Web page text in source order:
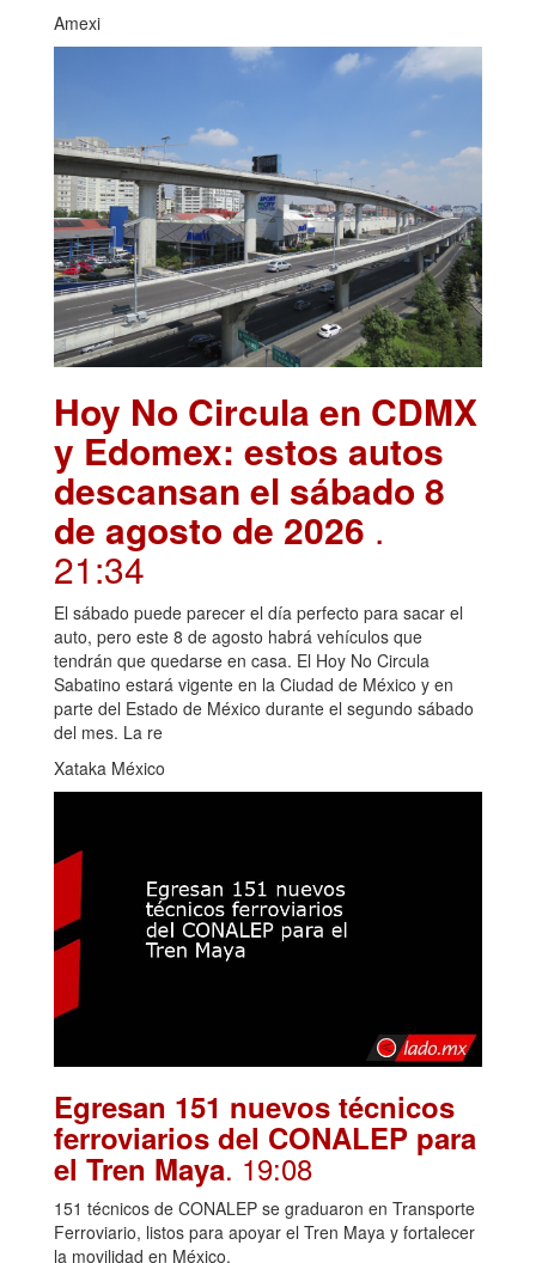
Amexi
Hoy No Circula en CDMX
y Edomex: estos autos
descansan el sábado 8
de agosto de 2026 .
21:34
El sábado puede parecer el día perfecto para sacar el
auto, pero este 8 de agosto habrá vehículos que
tendrán que quedarse en casa. El Hoy No Circula
Sabatino estará vigente en la Ciudad de México y en
parte del Estado de México durante el segundo sábado
del mes. La re
Xataka México
Egresan 151 nuevos técnicos
ferroviarios del CONALEP para
el Tren Maya. 19:08
151 técnicos de CONALEP se graduaron en Transporte
Ferroviario, listos para apoyar el Tren Maya y fortalecer
la movilidad en México.